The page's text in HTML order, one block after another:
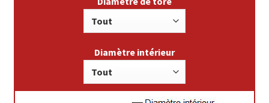
Diamètre intérieur